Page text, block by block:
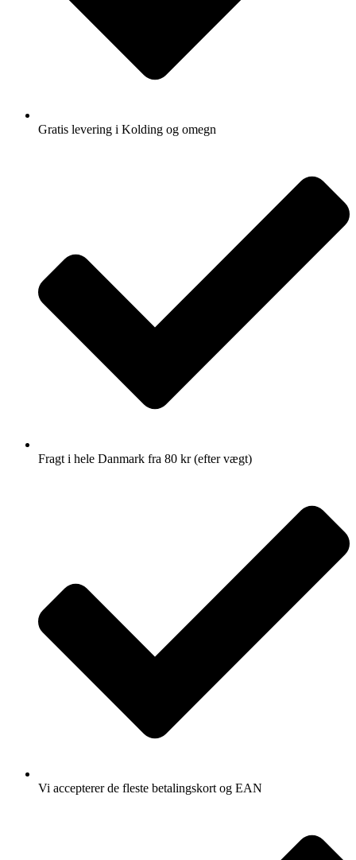
Gratis levering i Kolding og omegn
Fragt i hele Danmark fra 80 kr (efter vægt)
Vi accepterer de fleste betalingskort og EAN